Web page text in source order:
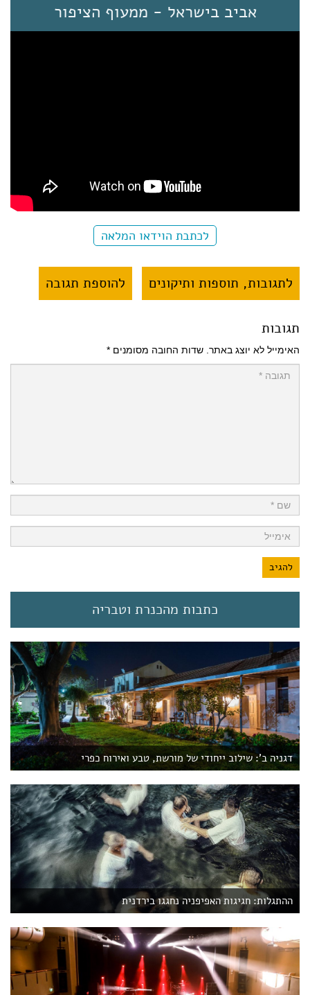
אביב בישראל - ממעוף הציפור
לכתבת הוידאו המלאה
לתגובות, תוספות ותיקונים להוספת תגובה
תגובות
האימייל לא יוצג באתר. שדות החובה מסומנים *
כתבות מהכנרת וטבריה
דגניה ב': שילוב ייחודי של מורשת, טבע ואירוח כפרי
ההתגלות: חגיגות האפיפניה נחגגו בירדנית